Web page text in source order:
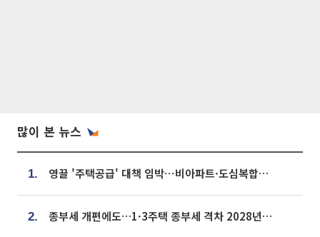
많이 본 뉴스
1. 영끌 '주택공급' 대책 임박⋯비아파트·도심복합까지 총동원
2. 종부세 개편에도…1·3주택 종부세 격차 2028년부터 확대